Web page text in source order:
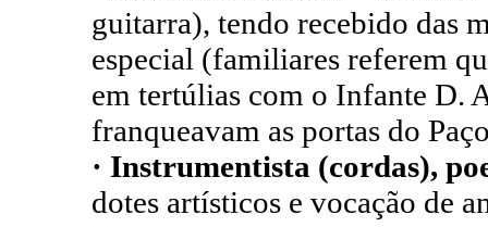
guitarra), tendo recebido das
especial (familiares referem
em tertúlias com o Infante D.
franqueavam as portas do
· Instrumentista (cordas),
dotes artísticos e vocação de